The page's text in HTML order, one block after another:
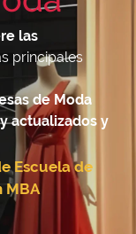
las
principales
de Moda
actualizados y
Escuela de
MBA